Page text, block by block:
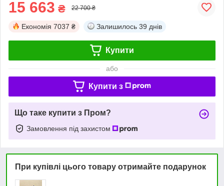
15 663 ₴ 22 700 ₴
Економія 7037 ₴ Залишилось 39 днів
Купити
або
Купити з
Що таке купити з Пром?
Замовлення під захистом
При купівлі цього товару отримайте подарунок